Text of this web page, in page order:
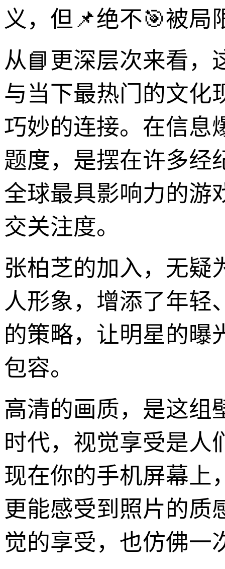
义，但📌绝不🎯被局
从📘更深层次来看，
与当下最热门的文
巧妙的连接。在信息
题度，是摆在许多经
全球最具影响力的游
交关注度。
张柏芝的加入，无疑
人形象，增添了年轻
的策略，让明星的曝
包容。
高清的画质，是这组
时代，视觉享受是人
现在你的手机屏幕上
更能感受到照片的质
觉的享受，也仿佛一